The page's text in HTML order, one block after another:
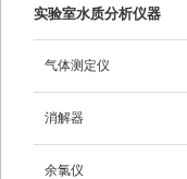
实验室水质分析仪器
气体测定仪
消解器
余氯仪